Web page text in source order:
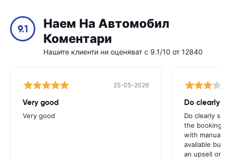
9.1
Наем На Автомобил
Коментари
Нашите клиенти ни оценяват с 9.1/10 от 12840
25-05-2026
Very good
Very good
Do clearly
Do clearly
the booking
with manual
available
an upsell or